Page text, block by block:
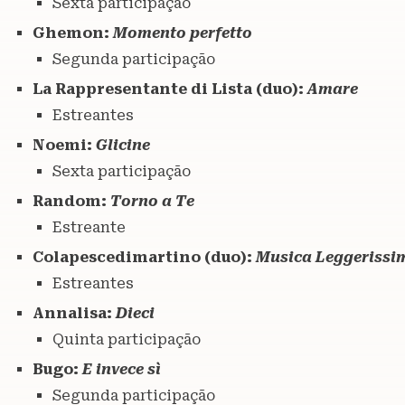
Sexta participação
Ghemon:Momento perfetto
Segunda participação
La Rappresentante di Lista (duo):Amare
Estreantes
Noemi: Glicine
Sexta participação
Random: Torno a Te
Estreante
Colapescedimartino (duo):Musica
Estreantes
Annalisa:Dieci
Quinta participação
Bugo:E invece sì
Segunda participação